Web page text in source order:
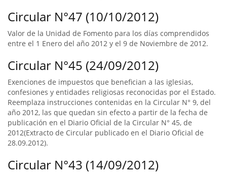
Circular N°47 (10/10/2012)
Valor de la Unidad de Fomento para los días comprendidos
entre el 1 Enero del año 2012 y el 9 de Noviembre de 2012.
Circular N°45 (24/09/2012)
Exenciones de impuestos que benefician a las iglesias,
confesiones y entidades religiosas reconocidas por el Estado.
Reemplaza instrucciones contenidas en la Circular N° 9, del
año 2012, las que quedan sin efecto a partir de la fecha de
publicación en el Diario Oficial de la Circular N° 45, de
2012(Extracto de Circular publicado en el Diario Oficial de
28.09.2012).
Circular N°43 (14/09/2012)